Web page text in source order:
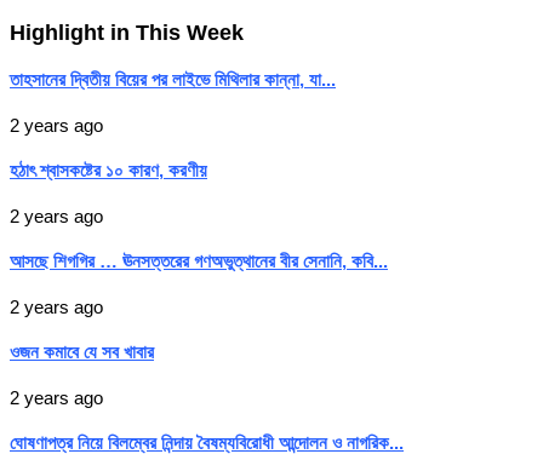
Highlight in This Week
তাহসানের দ্বিতীয় বিয়ের পর লাইভে মিথিলার কান্না, যা...
2 years ago
হঠাৎ শ্বাসকষ্টের ১০ কারণ, করণীয়
2 years ago
আসছে শিগগির … ঊনসত্তরের গণঅভুত্থানের বীর সেনানি, কবি...
2 years ago
ওজন কমাবে যে সব খাবার
2 years ago
ঘোষণাপত্র নিয়ে বিলম্বের নিন্দায় বৈষম্যবিরোধী আন্দোলন ও নাগরিক...